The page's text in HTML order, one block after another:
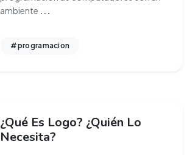
ambiente ...
#programacion
¿Qué Es Logo? ¿Quién Lo
Necesita?